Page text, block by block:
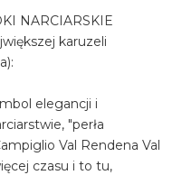
NARCIARSKIE
karuzeli
elegancji i
"perła
Val Rendena Val
czasu i to tu,